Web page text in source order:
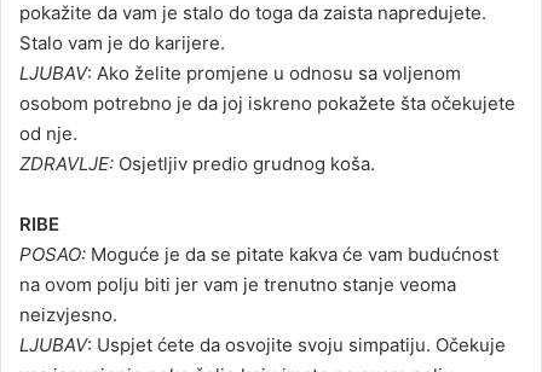
pokažite da vam je stalo do toga da zaista napredujete.
Stalo vam je do karijere.
LJUBAV: Ako želite promjene u odnosu sa voljenom
osobom potrebno je da joj iskreno pokažete šta očekujete
od nje.
ZDRAVLJE: Osjetljiv predio grudnog koša.
RIBE
POSAO: Moguće je da se pitate kakva će vam budućnost
na ovom polju biti jer vam je trenutno stanje veoma
neizvjesno.
LJUBAV: Uspjet ćete da osvojite svoju simpatiju. Očekuje